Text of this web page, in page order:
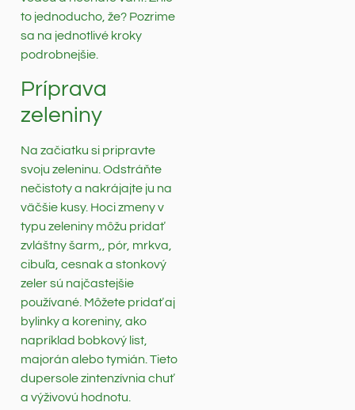
to jednoducho, že? Pozrime
sa na jednotlivé kroky
podrobnejšie.
Príprava
zeleniny
Na začiatku si pripravte
svoju zeleninu. Odstráňte
nečistoty a nakrájajte ju na
väčšie kusy. Hoci zmeny v
typu zeleniny môžu pridať
zvláštny šarm,, pór, mrkva,
cibuľa, cesnak a stonkový
zeler sú najčastejšie
používané. Môžete pridať aj
bylinky a koreniny, ako
napríklad bobkový list,
majorán alebo tymián. Tieto
dupersole zintenzívnia chuť
a výživovú hodnotu.